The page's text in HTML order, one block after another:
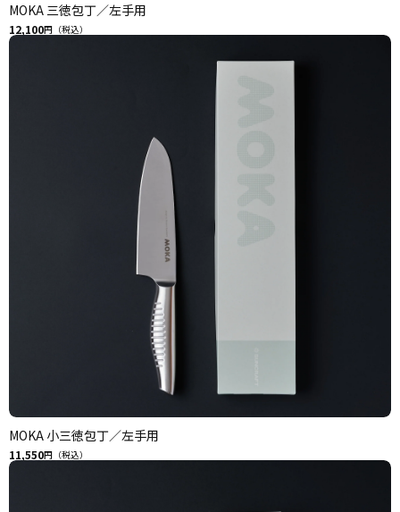
MOKA 三徳包丁／左手用
12,100円（税込）
MOKA 小三徳包丁／左手用
11,550円（税込）